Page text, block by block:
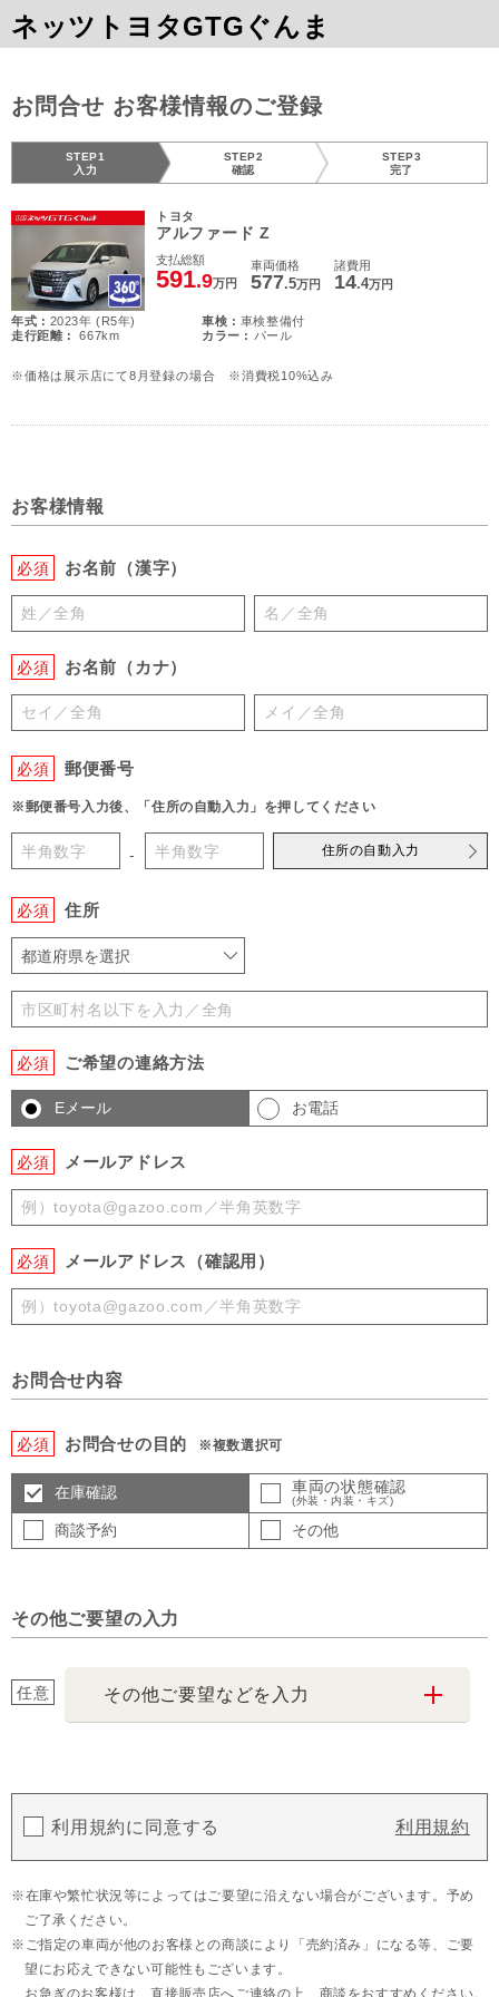
ネッツトヨタGTGぐんま
お問合せ お客様情報のご登録
STEP1
入力
STEP2
確認
STEP3
完了
トヨタ
アルファード Z
支払総額
591.9万円
車両価格
577.5万円
諸費用
14.4万円
年式 : 2023年 (R5年) 車検 : 車検整備付
走行距離 :
667km カラー : パール
※価格は展示店にて8月登録の場合 ※消費税10%込み
お客様情報
必須 お名前（漢字）
必須 お名前（カナ）
必須 郵便番号
※郵便番号入力後、「住所の自動入力」を押してください
- 住所の自動入力
必須 住所
都道府県を選択
必須 ご希望の連絡方法
Eメール お電話
必須 メールアドレス
必須 メールアドレス（確認用）
お問合せ内容
必須 お問合せの目的 ※複数選択可
在庫確認 車両の状態確認
(外装・内装・キズ)
商談予約 その他
その他ご要望の入力
任意 その他ご要望などを入力
利用規約に同意する 利用規約
在庫や繁忙状況等によってはご要望に沿えない場合がございます。予め
ご了承ください。
ご指定の車両が他のお客様との商談により「売約済み」になる等、ご要
望にお応えできない可能性もございます。
お急ぎのお客様は、直接販売店へご連絡の上、商談をおすすめください。